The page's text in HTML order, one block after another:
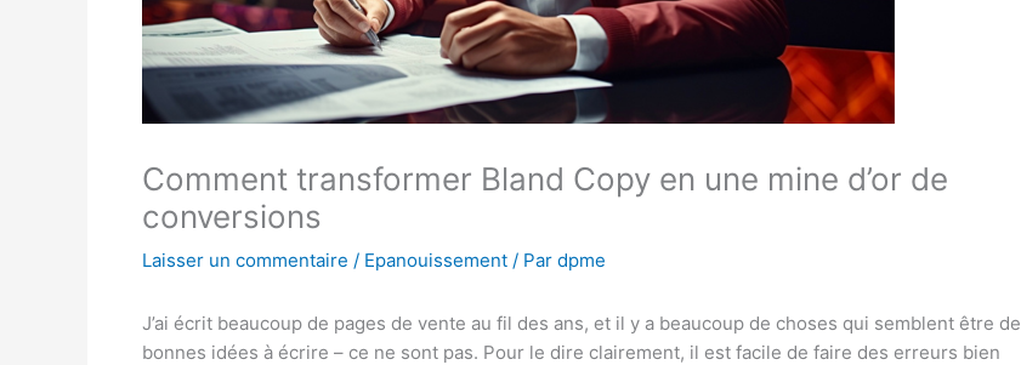
Comment transformer Bland Copy en une mine d’or de
conversions
Laisser un commentaire / Epanouissement / Par dpme
J’ai écrit beaucoup de pages de vente au fil des ans, et il y a beaucoup de choses qui semblent être de
bonnes idées à écrire – ce ne sont pas. Pour le dire clairement, il est facile de faire des erreurs bien